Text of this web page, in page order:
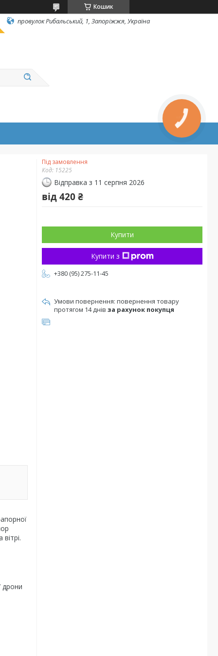
Кошик
провулок Рибальський, 1, Запоріжжя, Україна
дрони
Під замовлення
Код: 15225
Відправка з 11 серпня 2026
від420 ₴
Купити
Купити з
+380 (95) 275-11-45
повернення товару
протягом 14 днів за рахунок покупця
КНОПКА
ЗВ'ЯЗКУ